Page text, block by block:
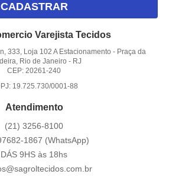
CADASTRAR
Varejista Tecidos
333, Loja 102 A Estacionamento - Praça da
Rio de Janeiro - RJ
CEP: 20261-240
19.725.730/0001-88
Atendimento
(21) 3256-8100
1867 (WhatsApp)
DÁS 9HS às 18hs